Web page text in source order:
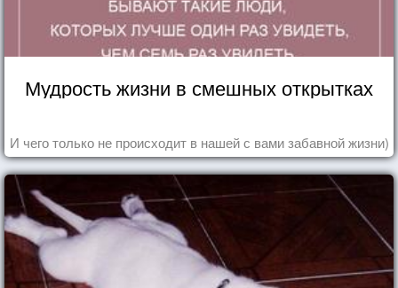
Мудрость жизни в смешных открытках
И чего только не происходит в нашей с вами забавной жизни)